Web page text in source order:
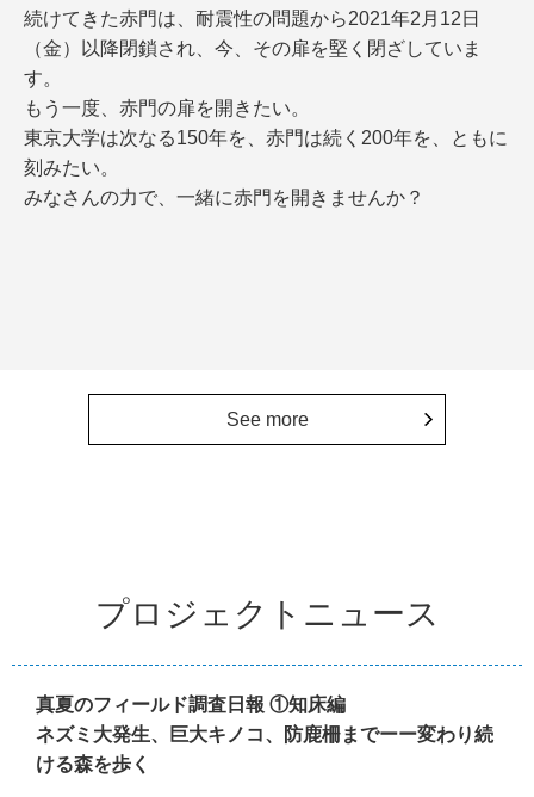
続けてきた赤門は、耐震性の問題から2021年2月12日
（金）以降閉鎖され、今、その扉を堅く閉ざしていま
す。
もう一度、赤門の扉を開きたい。
東京大学は次なる150年を、赤門は続く200年を、ともに
刻みたい。
みなさんの力で、一緒に赤門を開きませんか？
See more
プロジェクトニュース
真夏のフィールド調査日報 ①知床編
ネズミ大発生、巨大キノコ、防鹿柵までーー変わり続
ける森を歩く